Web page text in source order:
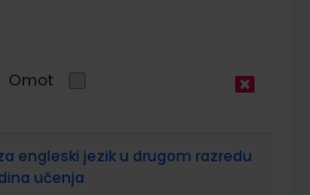
Omot
engleski jezik u drugom razredu
učenja